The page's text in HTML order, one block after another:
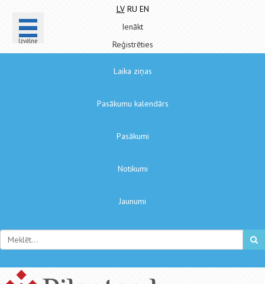
Izvēlne
LV RU EN
Ienākt
Reģistrēties
Laika ziņas
Pasākumu kalendārs
Pasākumi
Notikumi
Jaunumi